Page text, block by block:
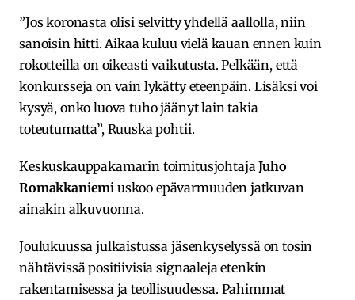
”Jos koronasta olisi selvitty yhdellä aallolla, niin
sanoisin hitti. Aikaa kuluu vielä kauan ennen kuin
rokotteilla on oikeasti vaikutusta. Pelkään, että
konkursseja on vain lykätty eteenpäin. Lisäksi voi
kysyä, onko luova tuho jäänyt lain takia
toteutumatta”, Ruuska pohtii.
Keskuskauppakamarin toimitusjohtajaJuho
Romakkaniemi uskoo epävarmuuden jatkuvan
ainakin alkuvuonna.
Joulukuussa julkaistussa jäsenkyselyssä on tosin
nähtävissä positiivisia signaaleja etenkin
rakentamisessa ja teollisuudessa. Pahimmat